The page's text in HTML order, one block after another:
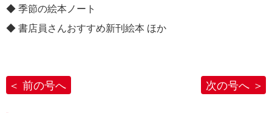
◆ 季節の絵本ノート
◆ 書店員さんおすすめ新刊絵本 ほか
次の号へ
前の号へ